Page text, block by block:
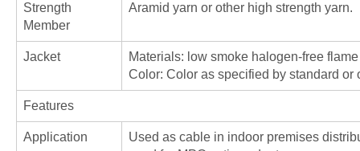
Strength
Member
Aramid yarn or other high strength yarn.
Jacket
Materials: low smoke halogen-free
Color: Color as specified by standard or
Features
Application
Used as cable in indoor premises